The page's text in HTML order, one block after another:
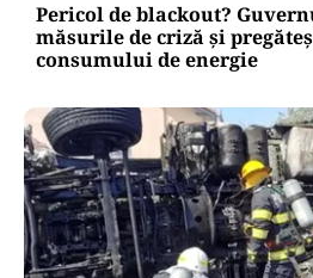
Pericol de blackout?
măsurile de criză și
consumului de energie